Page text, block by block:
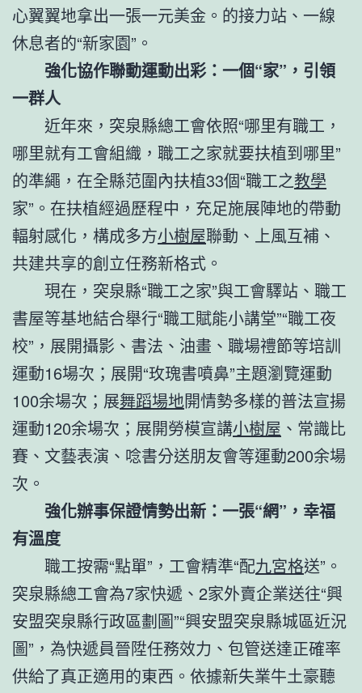
心翼翼地拿出一張一元美金。的接力站、一線
休息者的“新家園”。
強化協作聯動運動出彩：一個“家”，引領
一群人
近年來，突泉縣總工會依照“哪里有職工，
哪里就有工會組織，職工之家就要扶植到哪里”
的準繩，在全縣范圍內扶植33個“職工之教學
家”。在扶植經過歷程中，充足施展陣地的帶動
輻射感化，構成多方小樹屋聯動、上風互補、
共建共享的創立任務新格式。
現在，突泉縣“職工之家”與工會驛站、職工
書屋等基地結合舉行“職工賦能小講堂”“職工夜
校”，展開攝影、書法、油畫、職場禮節等培訓
運動16場次；展開“玫瑰書噴鼻”主題瀏覽運動
100余場次；展舞蹈場地開情勢多樣的普法宣揚
運動120余場次；展開勞模宣講小樹屋 、常識比
賽、文藝表演、唸書分送朋友會等運動200余場
次。
強化辦事保證情勢出新：一張“網”，幸福
有溫度
職工按需“點單”，工會精準“配九宮格送”。
突泉縣總工會為7家快遞、2家外賣企業送往“興
安盟突泉縣行政區劃圖”“興安盟突泉縣城區近況
圖”，為快遞員晉陞任務效力、包管送達正確率
供給了真正適用的東西。依據新失業牛土豪聽